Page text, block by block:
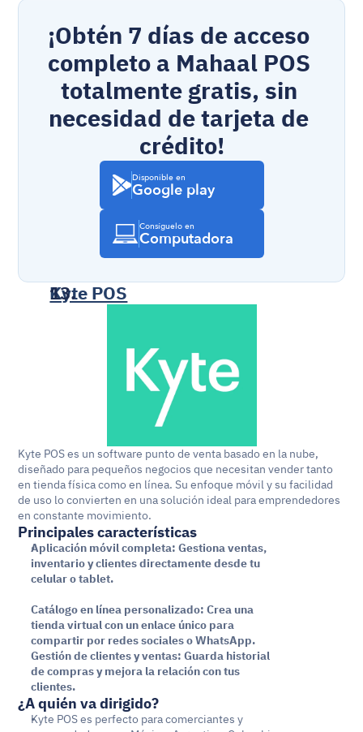
¡Obtén 7 días de acceso
completo a Mahaal POS
totalmente gratis, sin
necesidad de tarjeta de
crédito!
Disponible en
Google play
Consíguelo en
Computadora
Kyte POS
Kyte POS es un software punto de venta basado en la nube,
diseñado para pequeños negocios que necesitan vender tanto
en tienda física como en línea. Su enfoque móvil y su facilidad
de uso lo convierten en una solución ideal para emprendedores
en constante movimiento.
Principales características
Aplicación móvil completa: Gestiona ventas,
inventario y clientes directamente desde tu
celular o tablet.
Catálogo en línea personalizado: Crea una
tienda virtual con un enlace único para
compartir por redes sociales o WhatsApp.
Gestión de clientes y ventas: Guarda historial
de compras y mejora la relación con tus
clientes.
¿A quién va dirigido?
Kyte POS es perfecto para comerciantes y